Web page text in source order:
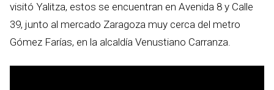
visitó Yalitza, estos se encuentran en Avenida 8 y Calle
39, junto al mercado Zaragoza muy cerca del metro
Gómez Farías, en la alcaldía Venustiano Carranza.